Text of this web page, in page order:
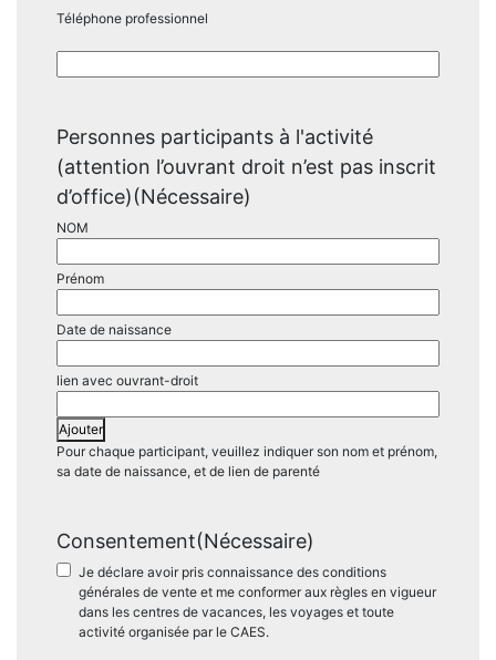
Téléphone professionnel
Personnes participants à l'activité
(attention l’ouvrant droit n’est pas inscrit
d’office)(Nécessaire)
Ajouter
Pour chaque participant, veuillez indiquer son nom et prénom,
sa date de naissance, et de lien de parenté
Consentement(Nécessaire)
Je déclare avoir pris connaissance des conditions
générales de vente et me conformer aux règles en vigueur
dans les centres de vacances, les voyages et toute
activité organisée par le CAES.